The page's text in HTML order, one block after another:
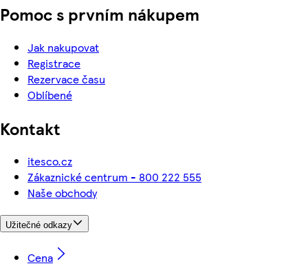
Pomoc s prvním nákupem
Jak nakupovat
Registrace
Rezervace času
Oblíbené
Kontakt
itesco.cz
Zákaznické centrum - 800 222 555
Naše obchody
Užitečné odkazy
Cena